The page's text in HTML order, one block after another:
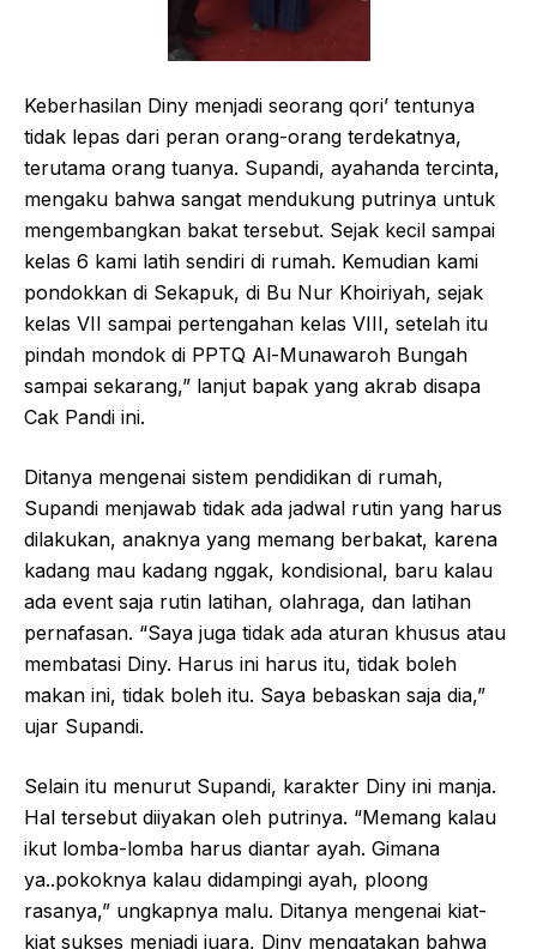
Keberhasilan Diny menjadi seorang qori’ tentunya
tidak lepas dari peran orang-orang terdekatnya,
terutama orang tuanya. Supandi, ayahanda tercinta,
mengaku bahwa sangat mendukung putrinya untuk
mengembangkan bakat tersebut. Sejak kecil sampai
kelas 6 kami latih sendiri di rumah. Kemudian kami
pondokkan di Sekapuk, di Bu Nur Khoiriyah, sejak
kelas VII sampai pertengahan kelas VIII, setelah itu
pindah mondok di PPTQ Al-Munawaroh Bungah
sampai sekarang,” lanjut bapak yang akrab disapa
Cak Pandi ini.
Ditanya mengenai sistem pendidikan di rumah,
Supandi menjawab tidak ada jadwal rutin yang harus
dilakukan, anaknya yang memang berbakat, karena
kadang mau kadang nggak, kondisional, baru kalau
ada event saja rutin latihan, olahraga, dan latihan
pernafasan. “Saya juga tidak ada aturan khusus atau
membatasi Diny. Harus ini harus itu, tidak boleh
makan ini, tidak boleh itu. Saya bebaskan saja dia,”
ujar Supandi.
Selain itu menurut Supandi, karakter Diny ini manja.
Hal tersebut diiyakan oleh putrinya. “Memang kalau
ikut lomba-lomba harus diantar ayah. Gimana
ya..pokoknya kalau didampingi ayah, ploong
rasanya,” ungkapnya malu. Ditanya mengenai kiat-
kiat sukses menjadi juara, Diny mengatakan bahwa